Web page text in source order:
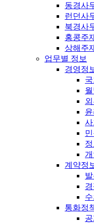
동경사
런던사
북경사
홍콩주
상해주
업무별 정보
경영정
계약정
통화정